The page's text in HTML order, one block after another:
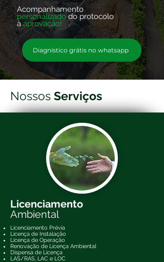
Acompanhamento
personalizadodo protocolo
àaprovação!
Diagnístico grátis no whatsapp
Nossos Serviços
Licenciamento
Ambiental
Licenciamento Prévia
Licença de Instalação
Licença de Operação
Renovação de Licença Ambiental
Dispensa de Licença
LAS/RAS, LAC e LOC